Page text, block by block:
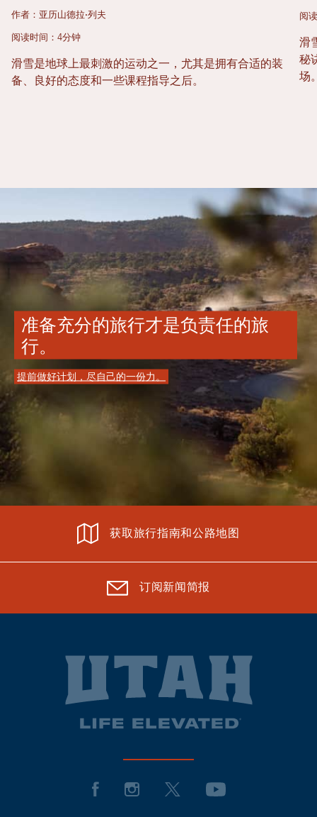
作者：亚历山德拉·列夫
阅读时间：4分钟
滑雪是地球上最刺激的运动之一，尤其是拥有合适的装
备、良好的态度和一些课程指导之后。
阅
滑
秘
场
准备充分的旅行才是负责任的旅
行。
提前做好计划，尽自己的一份力。
获取旅行指南和公路地图
订阅新闻简报